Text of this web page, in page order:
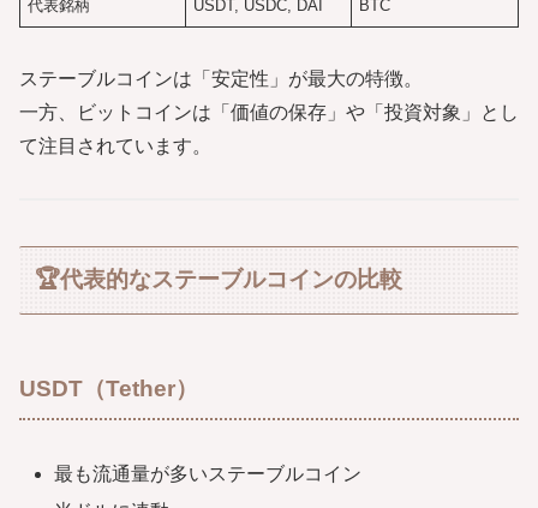
代表銘柄 USDT, USDC, DAI BTC
ステーブルコインは「安定性」が最大の特徴。
一方、ビットコインは「価値の保存」や「投資対象」とし
て注目されています。
🏆代表的なステーブルコインの比較
USDT（Tether）
最も流通量が多いステーブルコイン